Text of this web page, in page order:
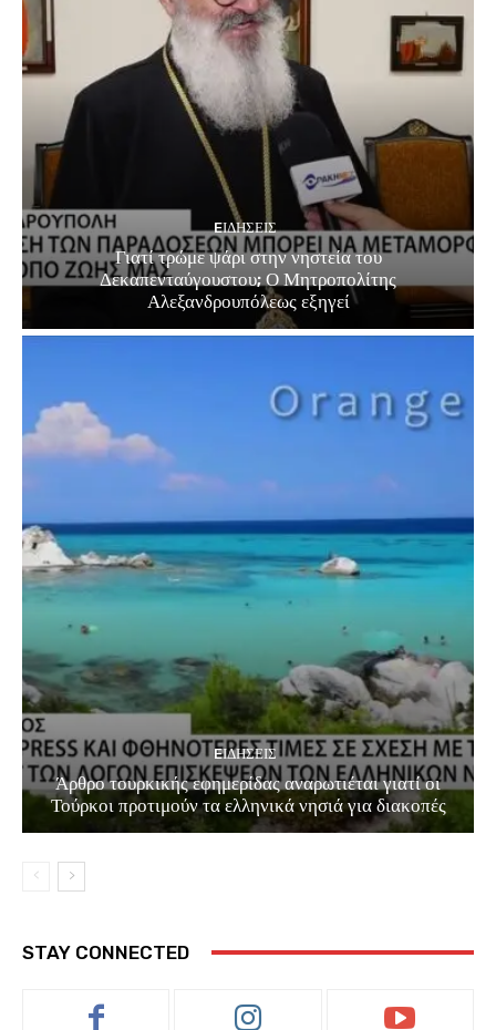
EΙΔΗΣΕΙΣ
Γιατί τρώμε ψάρι στην νηστεία του
Δεκαπενταύγουστου; Ο Μητροπολίτης
Αλεξανδρουπόλεως εξηγεί
EΙΔΗΣΕΙΣ
Άρθρο τουρκικής εφημερίδας αναρωτιέται γιατί οι
Τούρκοι προτιμούν τα ελληνικά νησιά για διακοπές
STAY CONNECTED